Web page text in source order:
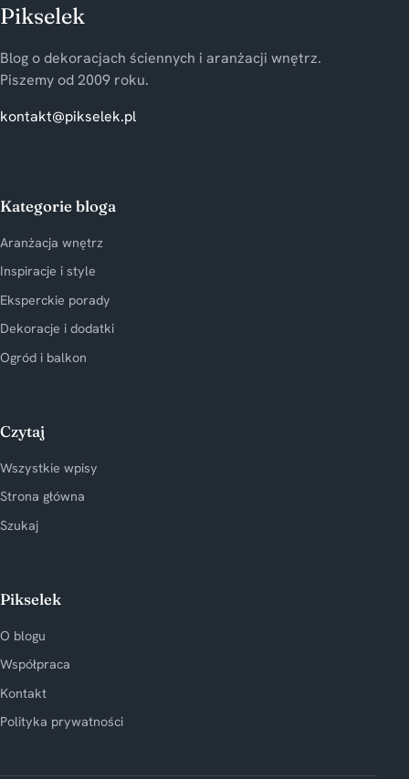
Pikselek
Blog o dekoracjach ściennych i aranżacji wnętrz.
Piszemy od 2009 roku.
kontakt@pikselek.pl
Kategorie bloga
Aranżacja wnętrz
Inspiracje i style
Eksperckie porady
Dekoracje i dodatki
Ogród i balkon
Czytaj
Wszystkie wpisy
Strona główna
Szukaj
Pikselek
O blogu
Współpraca
Kontakt
Polityka prywatności